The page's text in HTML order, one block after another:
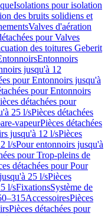
Isolations pour isolation
des bruits solidiens et
Valves d'aération
pour Valves
des toitures Geberit
Entonnoirs
jusqu'à 12
pour Entonnoirs jusqu'à
pour Entonnoirs
détachées pour
25 l/sPièces détachées
vapeurPièces détachées
jusqu'à 12 l/sPièces
l/sPour entonnoirs jusqu'à
pour Trop-pleins de
détachées pour Pour
25 l/sPièces
l/sFixationsSystème de
AccessoiresPièces
Pièces détachées pour